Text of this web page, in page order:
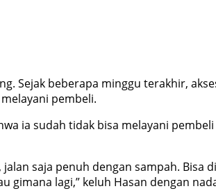
Sejak beberapa minggu terakhir,
pembeli.
ia sudah tidak bisa melayani
saja penuh dengan sampah. Bisa
gimana lagi,” keluh Hasan dengan